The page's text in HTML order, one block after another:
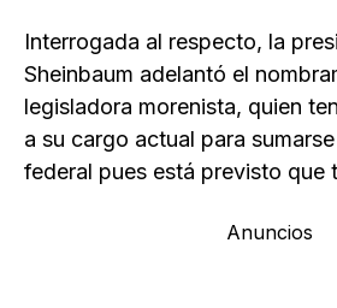
Interrogada al respecto, la
Sheinbaum adelantó el
legisladora morenista, quien
a su cargo actual para
federal pues está previsto que
Anuncios